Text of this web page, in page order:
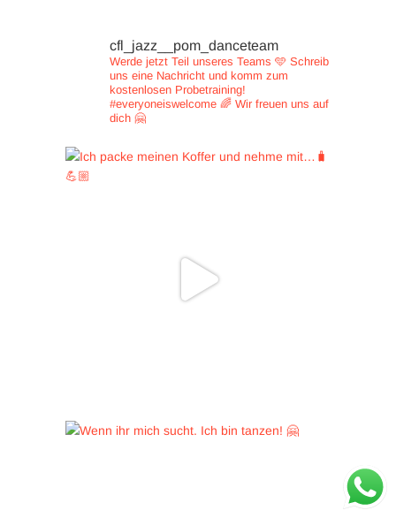
cfl_jazz__pom_danceteam
Werde jetzt Teil unseres Teams 🩵 Schreib
uns eine Nachricht und komm zum
kostenlosen Probetraining!
#everyoneiswelcome 🌈 Wir freuen uns auf
dich 🤗